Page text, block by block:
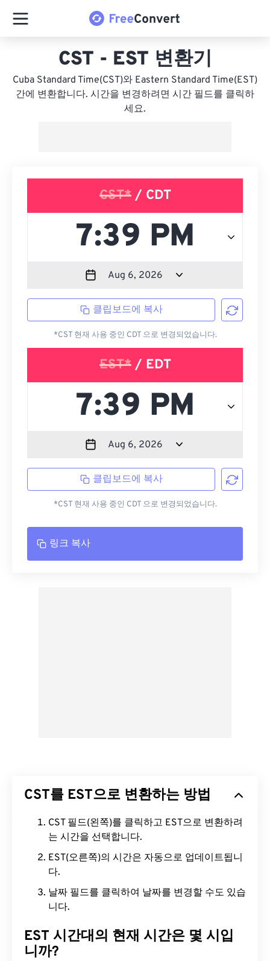
CST - EST 변환기
Cuba Standard Time(CST)와 Eastern Standard Time(EST)
간에 변환합니다. 시간을 변경하려면 시간 필드를 클릭하
세요.
CST*/ CDT
클립보드에 복사
*CST 현재 사용 중인 CDT 으로 변경되었습니다.
EST*/ EDT
클립보드에 복사
*CST 현재 사용 중인 CDT 으로 변경되었습니다.
링크 복사
CST를 EST으로 변환하는 방법
CST 필드(왼쪽)를 클릭하고 EST으로 변환하려
는 시간을 선택합니다.
EST(오른쪽)의 시간은 자동으로 업데이트됩니
다.
날짜 필드를 클릭하여 날짜를 변경할 수도 있습
니다.
EST 시간대의 현재 시간은 몇 시입
니까?